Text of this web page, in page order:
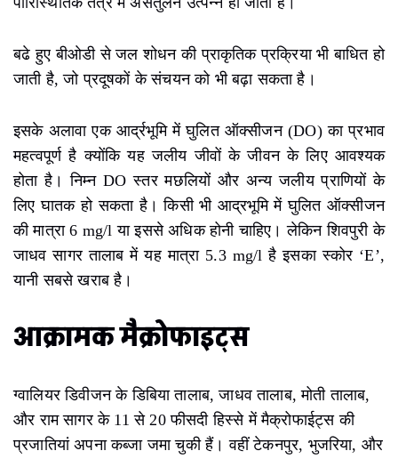
बढे हुए बीओडी से जल शोधन की प्राकृतिक प्रक्रिया भी बाधित हो
जाती है, जो प्रदूषकों के संचयन को भी बढ़ा सकता है।
इसके अलावा एक आर्द्रभूमि में घुलित ऑक्सीजन (DO) का प्रभाव
महत्वपूर्ण है क्योंकि यह जलीय जीवों के जीवन के लिए आवश्यक
होता है। निम्न DO स्तर मछलियों और अन्य जलीय प्राणियों के
लिए घातक हो सकता है। किसी भी आद्रभूमि में घुलित ऑक्सीजन
की मात्रा 6 mg/l या इससे अधिक होनी चाहिए। लेकिन शिवपुरी के
जाधव सागर तालाब में यह मात्रा 5.3 mg/l है इसका स्कोर ‘E’,
यानी सबसे खराब है।
आक्रामक मैक्रोफाइट्स
ग्वालियर डिवीजन के डिबिया तालाब, जाधव तालाब, मोती तालाब,
और राम सागर के 11 से 20 फीसदी हिस्से में मैक्रोफाईट्स की
प्रजातियां अपना कब्जा जमा चुकी हैं। वहीं टेकनपुर, भुजरिया, और